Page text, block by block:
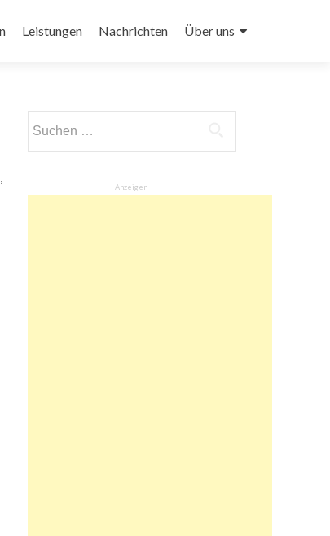
Leistungen Nachrichten Über uns
nach:
Anzeigen